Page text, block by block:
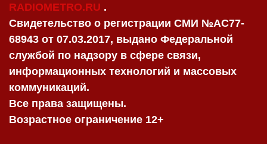
RADIOMETRO.RU .
Свидетельство о регистрации СМИ №AC77-
68943 от 07.03.2017, выдано Федеральной
службой по надзору в сфере связи,
информационных технологий и массовых
коммуникаций.
Все права защищены.
Возрастное ограничение 12+